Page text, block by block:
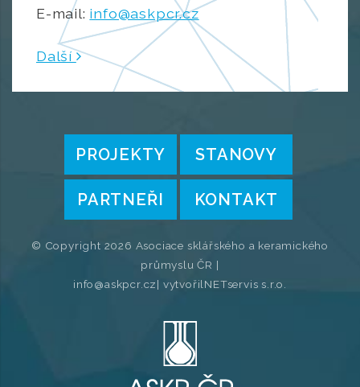
E-mail: info@askpcr.cz
Další
PROJEKTY STANOVY
PARTNEŘI KONTAKT
© Copyright 2026 Asociace sklářského a keramického
průmyslu ČR |
info@askpcr.cz| vytvořilNETservis s.r.o.